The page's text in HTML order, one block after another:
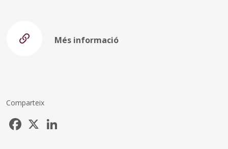
Més informació
Comparteix
Facebook